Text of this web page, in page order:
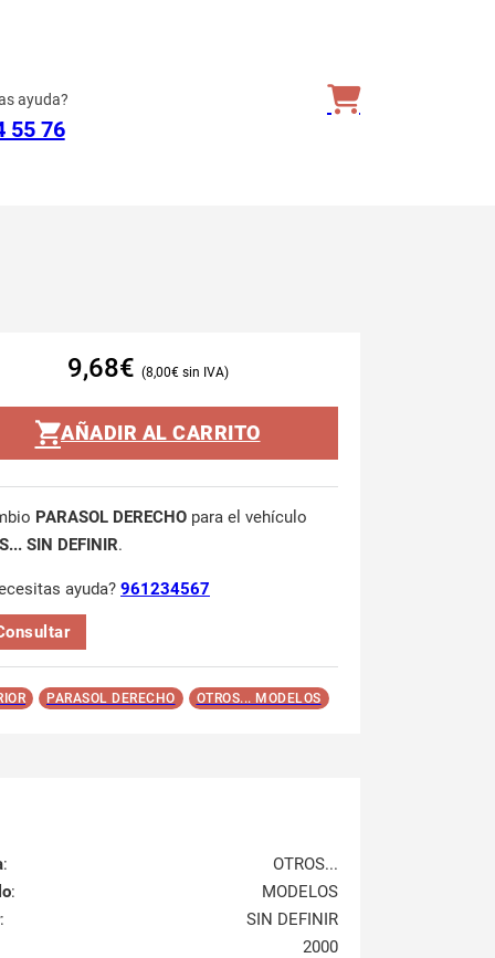
ayuda?
55 76
9,68€ 8,00€
AÑADIR AL CARRITO
PARASOL DERECHO para el vehículo
SIN DEFINIR.
ayuda? 961234567
PARASOL DERECHO OTROS... MODELOS
:
OTROS...
:
MODELOS
:
SIN DEFINIR
2000